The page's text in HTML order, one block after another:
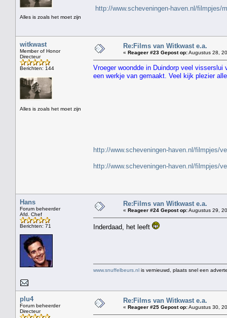
Alles is zoals het moet zijn
http://www.scheveningen-haven.nl/filmpjes/
witkwast
Member of Honor
Directeur
Berichten: 144
Alles is zoals het moet zijn
Re:Films van Witkwast e.a.
« Reageer #23 Gepost op:Augustus 28,
Vroeger woondde in Duindorp veel
een werkje van gemaakt. Veel kijk plezier
http://www.scheveningen-haven.nl/filmpjes/
http://www.scheveningen-haven.nl/filmpjes/
Hans
Forum beheerder
Afd. Chef
Berichten: 71
Re:Films van Witkwast e.a.
« Reageer #24 Gepost op:Augustus 29,
Inderdaad, het leeft
www.snuffelbeurs.nl is vernieuwd, plaats snel een
plu4
Forum beheerder
Directeur
Re:Films van Witkwast e.a.
« Reageer #25 Gepost op:Augustus 30,